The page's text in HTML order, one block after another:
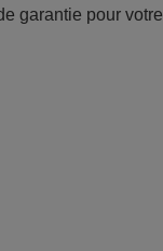
garantie pour votre